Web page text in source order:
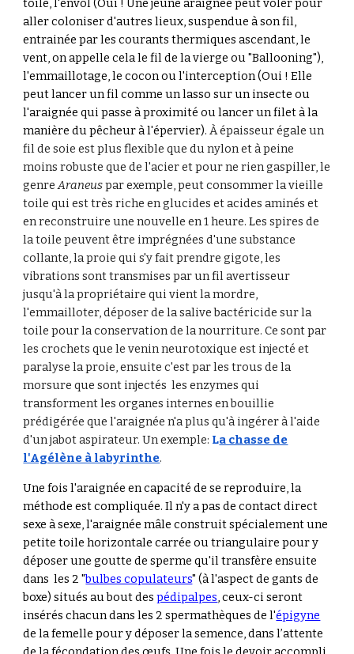
toile, l'envol (Oui ! Une jeune araignée peut voler pour
allercoloniser d'autres lieux, suspendue à son fil,
entrainée par les courants thermiques ascendant, le
vent, on appelle cela le fil de la vierge ou "Ballooning"),
l'emmaillotage, le cocon ou l'interception (Oui ! Elle
peut lancer un fil comme un lasso sur un insecte ou
l'araignée qui passe à proximité ou lancer un filet à la
manière du pêcheur à l'épervier).À épaisseur égale un
fil de soie est plus flexible que du nylon età peine
moins robuste que de l'acieret pour ne rien gaspiller, le
genreAraneuspar exemple, peut consommer la vieille
toile qui est très riche en glucides et acides aminés et
en reconstruire une nouvelle en 1 heure.Les spires de
latoile peuvent être imprégnées d'une substance
collante, la proie qui s'y fait prendre gigote, les
vibrationssont transmises par un filavertisseur
jusqu'àla propriétaire qui vient la mordre,
l'emmailloter, déposer de la salive bactéricide sur la
toile pour la conservation de la nourriture. Ce sont par
les crochetsque le veninneurotoxiqueest injecté et
paralyse la proie, ensuitec'est par les trous de la
morsure que sont injectés les enzymes qui
transforment les organes internes en bouillie
prédigérée que l'araignée n'a plus qu'à ingérer à l'aide
d'un jabot aspirateur. Un exemple: La chasse de
l'Agélène à labyrinthe.
Une fois l'araignée en capacité de se reproduire, la
méthode est compliquée. Il n'y a pas de contact direct
sexe à sexe, l'araignée mâle construit spécialement une
petite toile horizontale carrée ou triangulaire pour y
déposer une goutte de sperme qu'il transfère ensuite
dans les 2 "bulbes copulateurs" (à l'aspect de gants de
boxe) situés au bout despédipalpes, ceux-ciseront
insérés chacun dans les 2 spermathèques de l'épigyne
de la femelle pour y déposer la semence, dans l’attente